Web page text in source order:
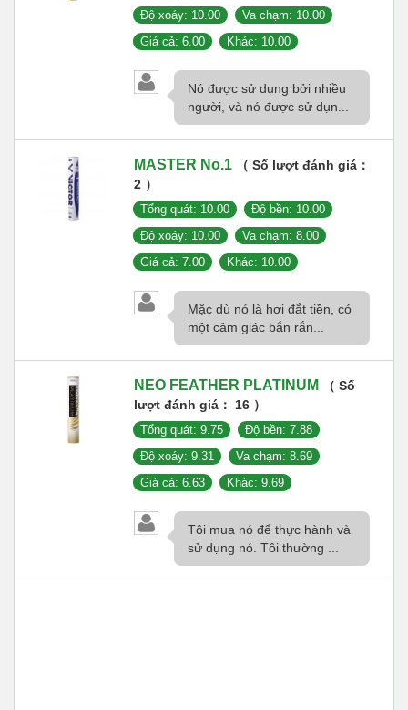
Độ xoáy: 10.00
Va chạm: 10.00
Giá cả: 6.00
Khác: 10.00
Nó được sử dụng bởi nhiều
người, và nó được sử dụn...
MASTER No.1 （ Số lượt đánh giá：
2 ）
Tổng quát: 10.00
Độ bền: 10.00
Độ xoáy: 10.00
Va chạm: 8.00
Giá cả: 7.00
Khác: 10.00
Mặc dù nó là hơi đắt tiền, có
một cảm giác bắn rắn...
NEO FEATHER PLATINUM
（ Số
lượt đánh giá： 16 ）
Tổng quát: 9.75
Độ bền: 7.88
Độ xoáy: 9.31
Va chạm: 8.69
Giá cả: 6.63
Khác: 9.69
Tôi mua nó để thực hành và
sử dụng nó. Tôi thường ...